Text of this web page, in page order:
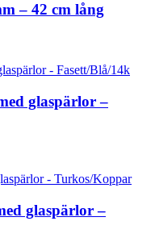
– 42 cm lång
glaspärlor –
glaspärlor –